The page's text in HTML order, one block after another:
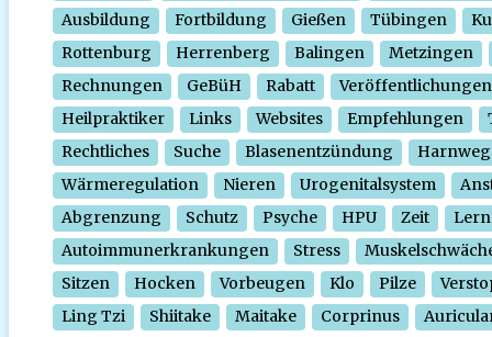
Ausbildung
Fortbildung Gießen Tübingen
Rottenburg
Herrenberg Balingen
Metzingen
Rechnungen
GeBüH Rabatt
Veröffentlichungen
Heilpraktiker
Links Websites Empfehlungen
Rechtliches
Suche Blasenentzündung
Wärmeregulation
Nieren Urogenitalsystem
Abgrenzung
Schutz Psyche HPU Zeit
Autoimmunerkrankungen
Stress
Sitzen
Hocken Vorbeugen Klo Pilze
Ling Tzi
Shiitake Maitake Corprinus